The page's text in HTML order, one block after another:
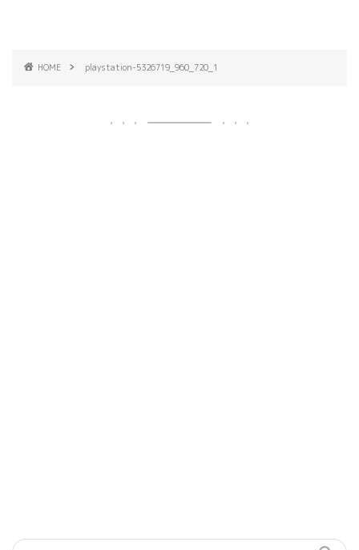
HOME playstation-5326719_960_720_1